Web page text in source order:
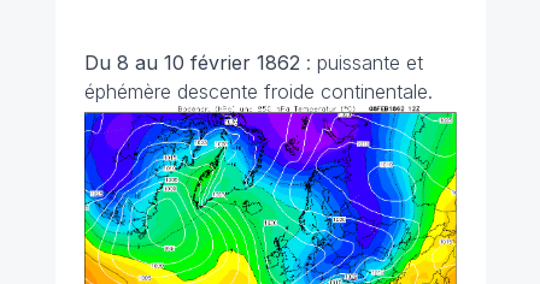
Du 8 au 10 février 1862 : puissante et
éphémère descente froide continentale.